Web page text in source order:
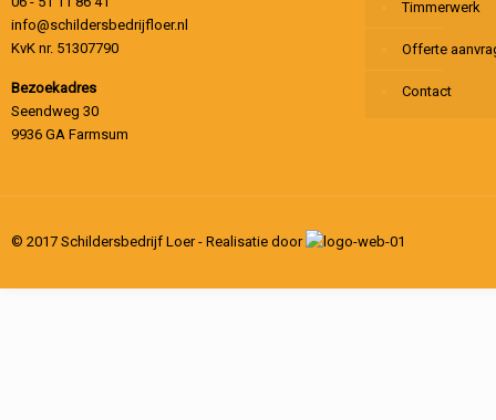
info@schildersbedrijfloer.nl
KvK nr. 51307790
Bezoekadres
Seendweg 30
9936 GA Farmsum
Timmerwerk
Offerte
Contact
© 2017 Schildersbedrijf Loer - Realisatie door